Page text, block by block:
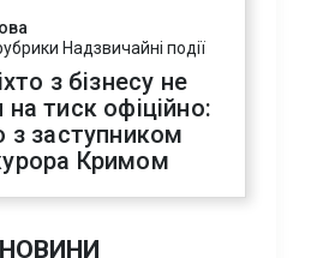
Надзвичайні події
з бізнесу не
на тиск офіційно:
з заступником
Кримом